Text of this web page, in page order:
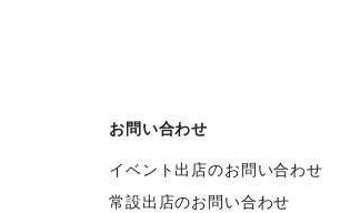
お問い合わせ
イベント出店のお問い合わせ
常設出店のお問い合わせ